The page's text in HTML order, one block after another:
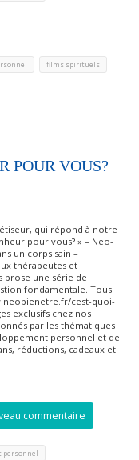
films spirituels
POUR VOUS?
qui répond à notre
pour vous? » – Neo-
un corps sain –
thérapeutes et
prose une série de
fondamentale. Tous
cest-quoi-
exclusifs chez nos
par les thématiques
personnel et de
réductions, cadeaux et
commentaire
personnel